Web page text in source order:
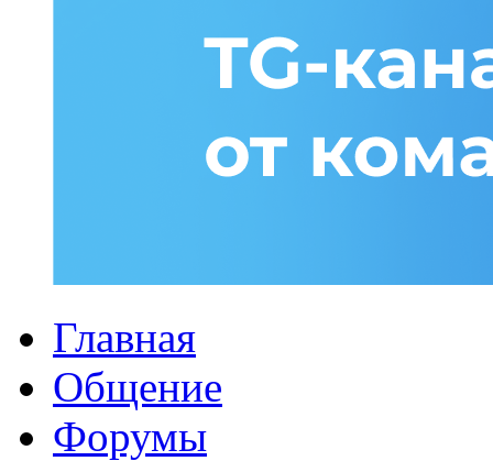
Главная
Общение
Форумы